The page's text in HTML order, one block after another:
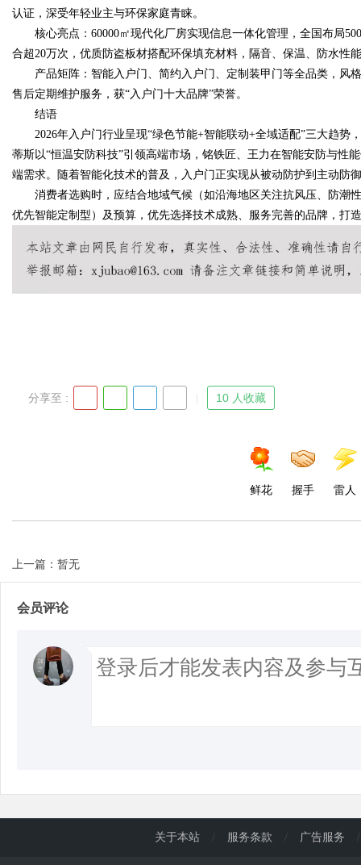
认证，深受年轻业主与环保家庭青睐。
核心亮点：60000㎡现代化厂房实现信息一体化管理，全国布局
合超20万次，优质防盗板材搭配环保填充材料，隔音、保温、防水性
产品矩阵：智能入户门、简约入户门、定制装甲门等全品类，风
售后定期维护服务，获“入户门十大品牌”荣誉。
结语
2026年入户门行业呈现“绿色节能+智能联动+全域适配”三大趋势
蒂斯以“恒温安防科技”引领高端市场，铭铁匠、王力在智能安防与性
端需求。随着智能化技术的普及，入户门正实现从被动防护到主动防
消费者选购时，应结合地域气候（如沿海地区关注抗风压、防潮
优先智能定制型）及预算，优先选择技术成熟、服务完善的品牌，打
分享至 : 10 人收藏
鲜花 握手 雷人
上一篇：暂无
会员评论
关于本站 / 服务条款 / 广告服务 /